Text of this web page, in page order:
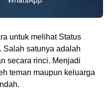
untuk melihat Status
Salah satunya adalah
secara rinci. Menjadi
teman maupun keluarga